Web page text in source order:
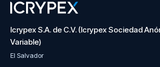
Icrypex S.A. de C.V. (Icrypex Sociedad
Variable)
El Salvador